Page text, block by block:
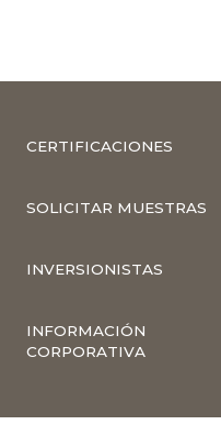
CERTIFICACIONES
SOLICITAR MUESTRAS
INVERSIONISTAS
INFORMACIÓN
CORPORATIVA